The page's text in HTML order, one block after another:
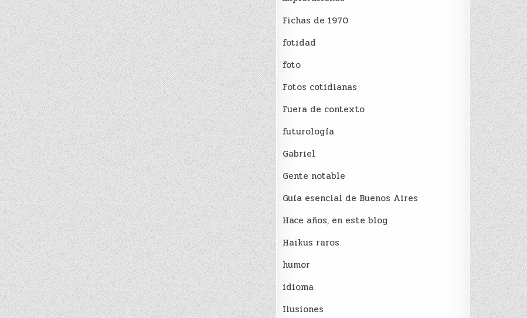
Fichas de 1970
fotidad
foto
Fotos cotidianas
Fuera de contexto
futurología
Gabriel
Gente notable
Guía esencial de Buenos Aires
Hace años, en este blog
Haikus raros
humor
idioma
Ilusiones